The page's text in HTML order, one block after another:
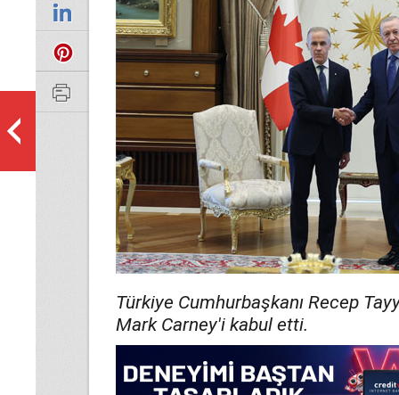
Türkiye Cumhurbaşkanı Recep
Mark Carney'i kabul etti.